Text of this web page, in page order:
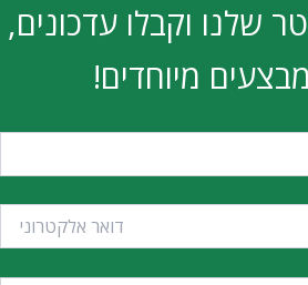
שלנו וקבלו עדכונים,
מיוחדים!